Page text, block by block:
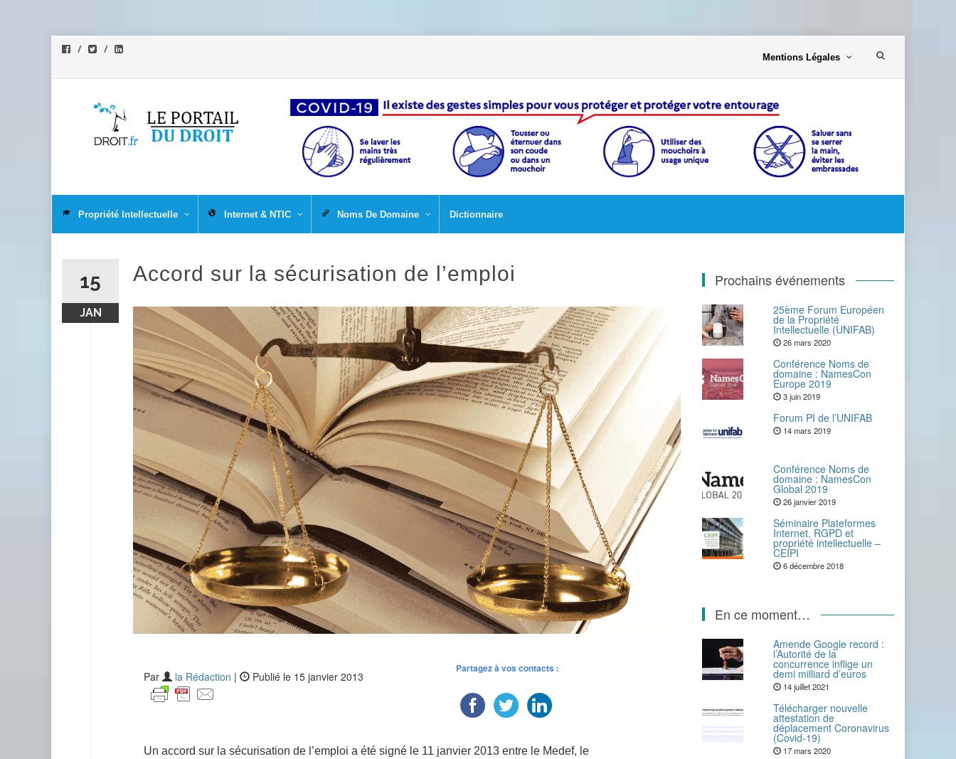
contenu
Mentions Légales
contenu
Propriété Intellectuelle Internet & NTIC Noms De Domaine Dictionnaire
Accord sur la sécurisation de l’emploi
15
JAN
Par la Rédaction | Publié le 15 janvier 2013
Partagez à vos contacts :
Un accord sur la sécurisation de l’emploi a été signé le 11 janvier 2013 entre le Medef, le
Prochains événements
25ème Forum Européen
de la Propriété
Intellectuelle (UNIFAB)
26 mars 2020
Conférence Noms de
domaine : NamesCon
Europe 2019
3 juin 2019
Forum PI de l’UNIFAB
14 mars 2019
Conférence Noms de
domaine : NamesCon
Global 2019
26 janvier 2019
Séminaire Plateformes
Internet, RGPD et
propriété intellectuelle –
CEIPI
6 décembre 2018
En ce moment…
Amende Google record :
l’Autorité de la
concurrence inflige un
demi milliard d’euros
14 juillet 2021
Télécharger nouvelle
attestation de
déplacement Coronavirus
(Covid-19)
17 mars 2020